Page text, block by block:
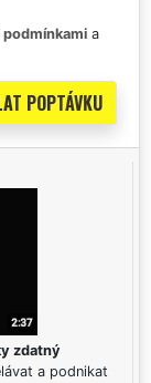
a
zdatný
a podnikat